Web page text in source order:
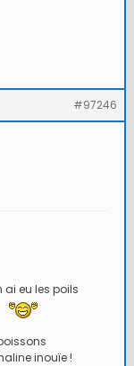
#97246
ai eu les poils
inouïe !